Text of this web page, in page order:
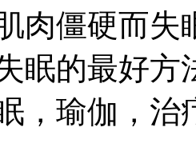
肉僵硬而失
眠的最好
，瑜伽，治